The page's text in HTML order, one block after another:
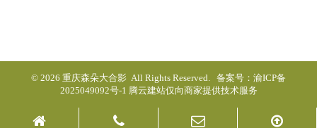
© 2026 重庆森朵大合影 All Rights Reserved. 备案号： 渝ICP备
2025049092号-1 腾云建站仅向商家提供技术服务